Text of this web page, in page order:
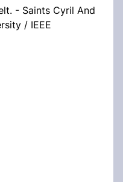
- Saints Cyril And
/ IEEE